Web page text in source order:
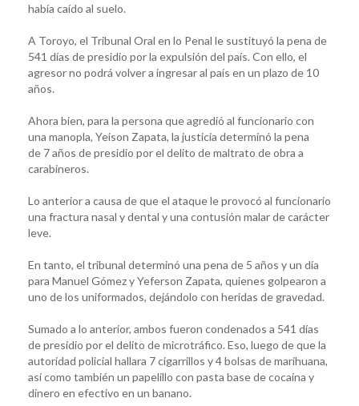
había caído al suelo.
A Toroyo, el Tribunal Oral en lo Penal le sustituyó la pena de
541 días de presidio por la expulsión del país. Con ello, el
agresor no podrá volver a ingresar al país en un plazo de 10
años.
Ahora bien, para la persona que agredió al funcionario con
una manopla, Yeison Zapata, la justicia determinó la pena
de 7 años de presidio por el delito de maltrato de obra a
carabineros.
Lo anterior a causa de que el ataque le provocó al funcionario
una fractura nasal y dental y una contusión malar de carácter
leve.
En tanto, el tribunal determinó una pena de 5 años y un día
para Manuel Gómez y Yeferson Zapata, quienes golpearon a
uno de los uniformados, dejándolo con heridas de gravedad.
Sumado a lo anterior, ambos fueron condenados a 541 días
de presidio por el delito de microtráfico. Eso, luego de que la
autoridad policial hallara 7 cigarrillos y 4 bolsas de marihuana,
así como también un papelillo con pasta base de cocaína y
dinero en efectivo en un banano.